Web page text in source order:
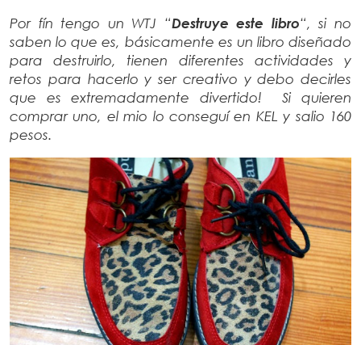
Por fín tengo un WTJ “Destruye este libro“, si no
saben lo que es, básicamente es un libro diseñado
para destruirlo, tienen diferentes actividades y
retos para hacerlo y ser creativo y debo decirles
que es extremadamente divertido! Si quieren
comprar uno, el mio lo conseguí en KEL y salio 160
pesos.